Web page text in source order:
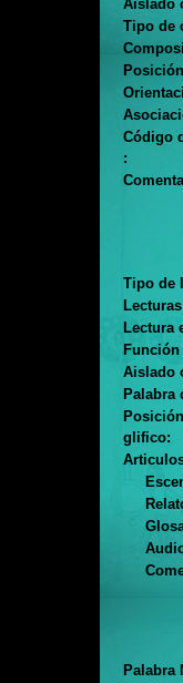
Aislado
Tipo de
Código
:
Tipo de
Lectura
Aislado
Palabra
glifico:
Palabra